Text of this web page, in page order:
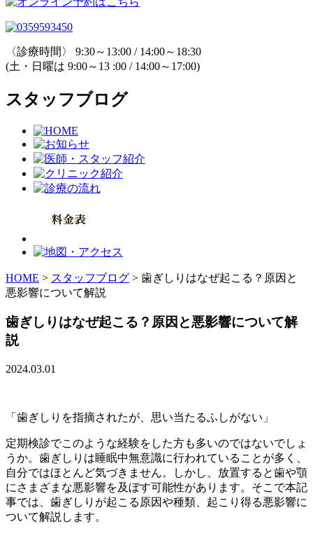
〈診療時間〉 9:30～13:00 / 14:00～18:30
(土・日曜は 9:00～13 :00 / 14:00～17:00)
スタッフブログ
HOME > スタッフブログ > 歯ぎしりはなぜ起こる？原因と
悪影響について解説
歯ぎしりはなぜ起こる？原因と悪影響について解
説
2024.03.01
「歯ぎしりを指摘されたが、思い当たるふしがない」
定期検診でこのような経験をした方も多いのではないでしょ
うか。歯ぎしりは睡眠中無意識に行われていることが多く、
自分ではほとんど気づきません。しかし、放置すると歯や顎
にさまざまな悪影響を及ぼす可能性があります。そこで本記
事では、歯ぎしりが起こる原因や種類、起こり得る悪影響に
ついて解説します。